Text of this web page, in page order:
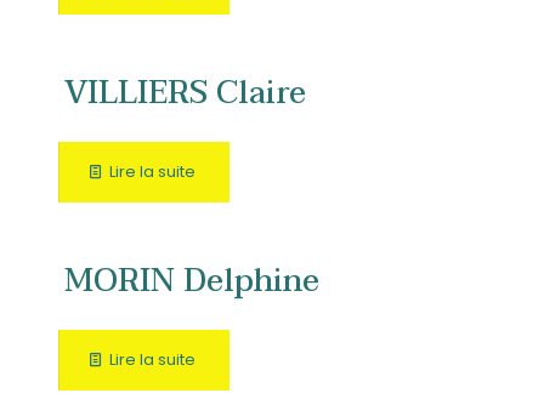
VILLIERS Claire
Lire la suite
MORIN Delphine
Lire la suite